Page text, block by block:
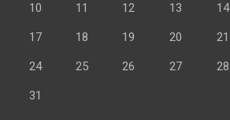
10 11 12 13 14
17 18 19 20 21
24 25 26 27 28
31